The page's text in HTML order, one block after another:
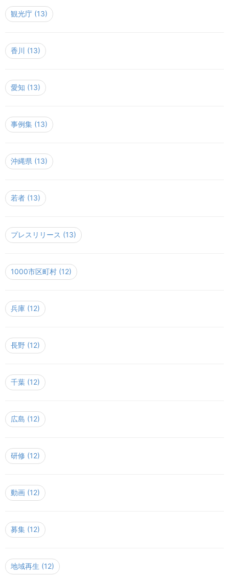
観光庁 (13)
香川 (13)
愛知 (13)
事例集 (13)
沖縄県 (13)
若者 (13)
プレスリリース (13)
1000市区町村 (12)
兵庫 (12)
長野 (12)
千葉 (12)
広島 (12)
研修 (12)
動画 (12)
募集 (12)
地域再生 (12)